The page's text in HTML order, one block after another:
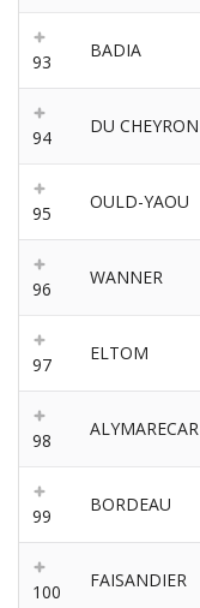
93
BADIA
94
DU CHEYRON
95
OULD-YAOU
96
WANNER
97
ELTOM
98
ALYMARECAR
99
BORDEAU
100
FAISANDIER